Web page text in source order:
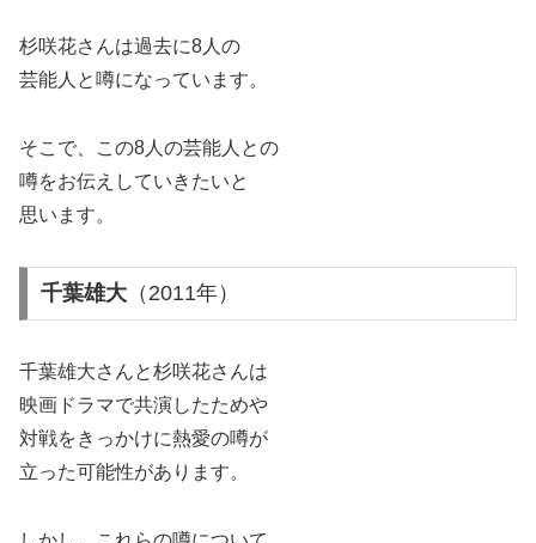
杉咲花さんは過去に8人の
芸能人と噂になっています。
そこで、この8人の芸能人との
噂をお伝えしていきたいと
思います。
千葉雄大（2011年）
千葉雄大さんと杉咲花さんは
映画ドラマで共演したためや
対戦をきっかけに熱愛の噂が
立った可能性があります。